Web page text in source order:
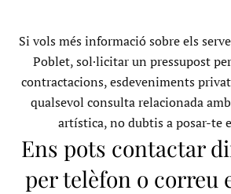
Si vols més informació sobre els
Poblet, sol·licitar un pressupost
contractacions, esdeveniments
qualsevol consulta relacionada
artística, no dubtis a posar-te
Ens pots contactar
per telèfon o correu